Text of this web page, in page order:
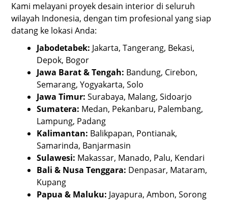
Kami melayani proyek desain interior di seluruh
wilayah Indonesia, dengan tim profesional yang siap
datang ke lokasi Anda:
Jabodetabek: Jakarta, Tangerang, Bekasi,
Depok, Bogor
Jawa Barat & Tengah: Bandung, Cirebon,
Semarang, Yogyakarta, Solo
Jawa Timur: Surabaya, Malang, Sidoarjo
Sumatera: Medan, Pekanbaru, Palembang,
Lampung, Padang
Kalimantan: Balikpapan, Pontianak,
Samarinda, Banjarmasin
Sulawesi: Makassar, Manado, Palu, Kendari
Bali & Nusa Tenggara: Denpasar, Mataram,
Kupang
Papua & Maluku: Jayapura, Ambon, Sorong